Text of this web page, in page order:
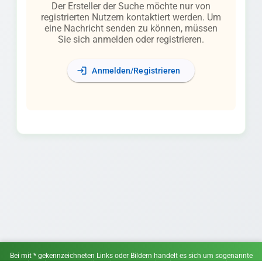
Der Ersteller der Suche möchte nur von
registrierten Nutzern kontaktiert werden. Um
eine Nachricht senden zu können, müssen
Sie sich anmelden oder registrieren.
login Anmelden/Registrieren
Bei mit * gekennzeichneten Links oder Bildern handelt es sich um sogenannte